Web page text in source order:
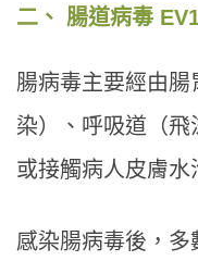
二、 腸道病毒
腸病毒主要經由
染）、呼吸道（飛
或接觸病人皮膚水
感染腸病毒後，多